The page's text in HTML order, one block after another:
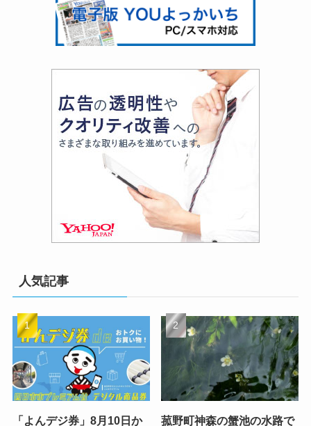
人気記事
「よんデジ券」8月10日か
菰野町神森の蟹池の水路で